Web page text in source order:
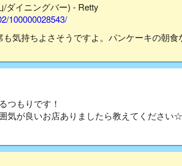
ダイニングバー) - Retty
100000028543/
気持ちよさそうですよ。パンケーキの朝食
つもりです！
気が良いお店ありましたら教えてください☆